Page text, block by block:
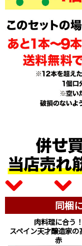
同梱
肉料理に合う！
スペイン天才醸造家の
赤